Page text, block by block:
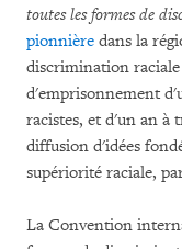
toutes les formes de
pionnière dans la
discrimination
d'emprisonnement
racistes, et d'un an à
diffusion d'idées
supériorité raciale,
La Convention